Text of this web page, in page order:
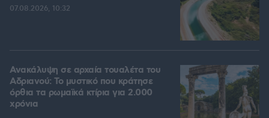
07.08.2026, 10:32
Ανακάλυψη σε αρχαία τουαλέτα του
Αδριανού: Το μυστικό που κράτησε
όρθια τα ρωμαϊκά κτίρια για 2.000
χρόνια